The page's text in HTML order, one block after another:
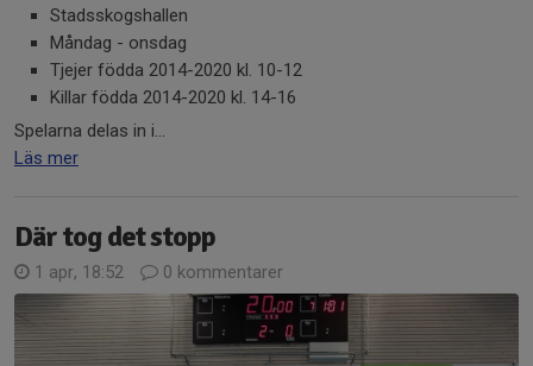
Stadsskogshallen
Måndag - onsdag
Tjejer födda 2014-2020 kl. 10-12
Killar födda 2014-2020 kl. 14-16
Spelarna delas in i...
Läs mer
Där tog det stopp
1 apr, 18:52 0 kommentarer